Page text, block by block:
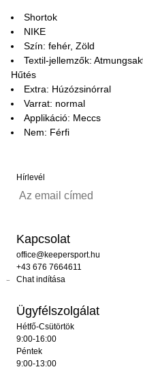
Shortok
NIKE
Szín: fehér, Zöld
Textil-jellemzők:
Hűtés
Extra: Húzózsinórral
Varrat: normal
Applikáció: Meccs
Nem: Férfi
Hírlevél
Kapcsolat
office@keepersport.hu
+43 676 7664611
Chat indítása
Ügyfélszolgálat
Hétfő-Csütörtök
9:00-16:00
Péntek
9:00-13:00